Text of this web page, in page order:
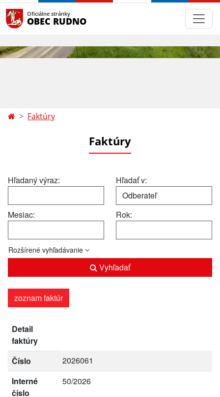
Oficiálne stránky
OBEC RUDNO
Faktúry
Faktúry
Hľadaný výraz: Hľadať v:
Mesiac: Rok:
Rozšírené vyhľadávanie
Vyhľadať
zoznam faktúr
Detail
faktúry
Číslo
2026061
Interné
číslo
50/2026